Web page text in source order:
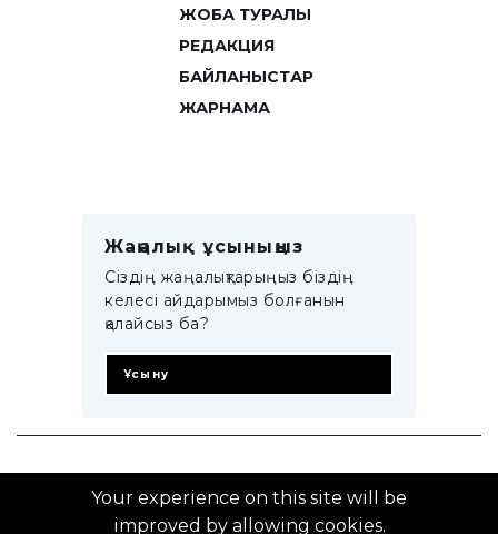
ЖОБА ТУРАЛЫ
РЕДАКЦИЯ
БАЙЛАНЫСТАР
ЖАРНАМА
Жаңалық ұсыныңыз
Сіздің жаңалықтарыңыз біздің
келесі айдарымыз болғанын
қалайсыз ба?
Ұсыну
© 2014–2025 ZTB.KZ
Your experience on this site will be
improved by allowing cookies.